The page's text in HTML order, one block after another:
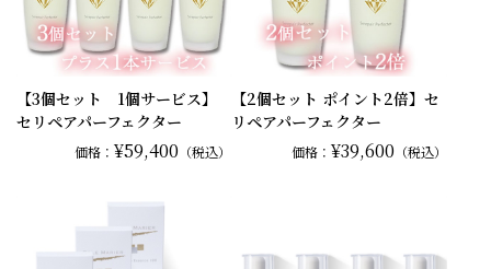
【3個セット 1個サービス】
セリペアパーフェクター
価格： ¥59,400 （税込）
【2個セット ポイント2倍】セ
リペアパーフェクター
価格： ¥39,600 （税込）